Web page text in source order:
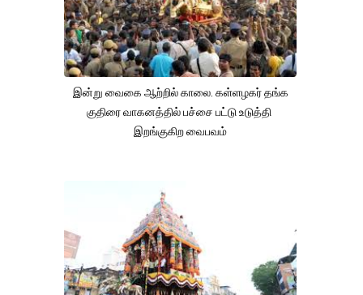
இன்று வைகை ஆற்றில் காலை. கள்ளழகர் தங்க
குதிரை வாகனத்தில் பச்சை பட்டு உடுத்தி
இறங்குகிற வைபவம்